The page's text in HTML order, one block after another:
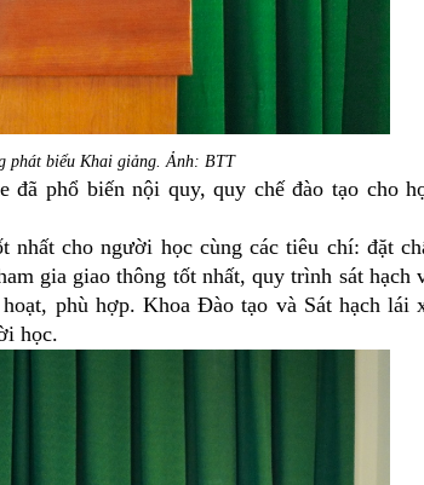
phát biểu Khai giảng. Ảnh: BTT
phổ biến nội quy, quy chế đào tạo cho
nhất cho người họccùng các tiêu chí: đặt
gia giao thông tốt nhất, quy trình sát hạch
phù hợp. Khoa Đào tạo và Sát hạch lái
học.